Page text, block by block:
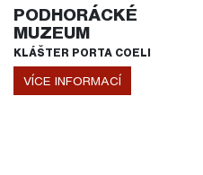
PODHORÁCKÉ
MUZEUM
KLÁŠTER PORTA COELI
VÍCE INFORMACÍ